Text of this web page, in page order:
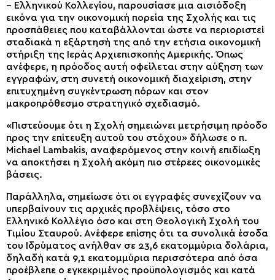
– Ελληνικού Κολλεγίου, παρουσίασε μια αισιόδοξη
εικόνα για την οικονομική πορεία της Σχολής και τις
προσπάθειες που καταβάλλονται ώστε να περιοριστεί
σταδιακά η εξάρτησή της από την ετήσια οικονομική
στήριξη της Ιεράς Αρχιεπισκοπής Αμερικής. Όπως
ανέφερε, η πρόοδος αυτή οφείλεται στην αύξηση των
εγγραφών, στη συνετή οικονομική διαχείριση, στην
επιτυχημένη συγκέντρωση πόρων και στον
μακροπρόθεσμο στρατηγικό σχεδιασμό.
«Πιστεύουμε ότι η Σχολή σημειώνει μετρήσιμη πρόοδο
προς την επίτευξη αυτού του στόχου» δήλωσε ο π.
Michael Lambakis, αναφερόμενος στην κοινή επιδίωξη
να αποκτήσει η Σχολή ακόμη πιο στέρεες οικονομικές
βάσεις.
Παράλληλα, σημείωσε ότι οι εγγραφές συνεχίζουν να
υπερβαίνουν τις αρχικές προβλέψεις, τόσο στο
Ελληνικό Κολλέγιο όσο και στη Θεολογική Σχολή του
Τιμίου Σταυρού. Ανέφερε επίσης ότι τα συνολικά έσοδα
του Ιδρύματος ανήλθαν σε 23,6 εκατομμύρια δολάρια,
δηλαδή κατά 9,1 εκατομμύρια περισσότερα από όσα
προέβλεπε ο εγκεκριμένος προϋπολογισμός και κατά